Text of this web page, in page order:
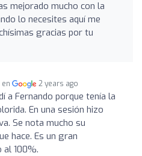
mejorado mucho con la
lo necesites aquí me
gracias por tu
en 2 years ago
a Fernando porque tenía la
En una sesión hizo
Se nota mucho su
hace. Es un gran
al 100%.